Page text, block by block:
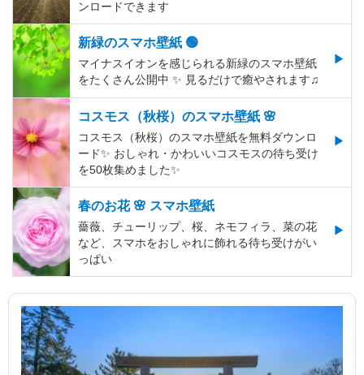
ンロードできます
新緑のスマホ壁紙 🟢
マイナスイオンを感じられる新緑のスマホ壁紙
をたくさん公開中 ✨ 見るだけで癒やされます♫
コスモス（秋桜）のスマホ壁紙 🌸
コスモス（秋桜）のスマホ壁紙を無料ダウンロ
ード✨️ おしゃれ・かわいいコスモスの待ち受け
を50枚集めました✨️
春のお花 🌸 スマホ壁紙
薔薇、チューリップ、桜、ネモフィラ、菜の花
など、スマホをおしゃれに飾れる待ち受けがい
っぱい